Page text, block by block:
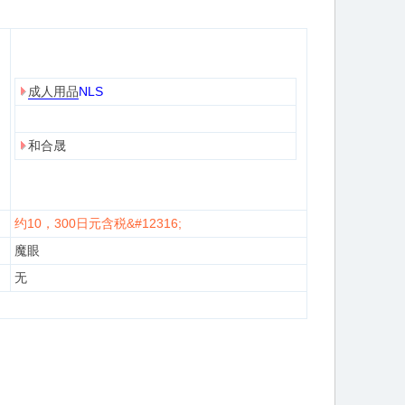
成人用品NLS
和合晟
约10，300日元含税&#12316;
魔眼
无